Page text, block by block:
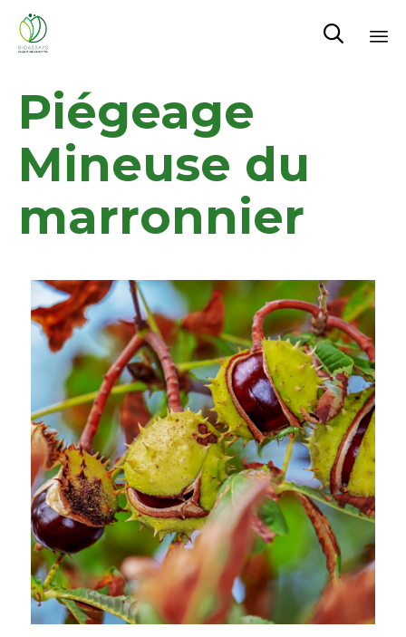

Piégeage
Mineuse du
marronnier